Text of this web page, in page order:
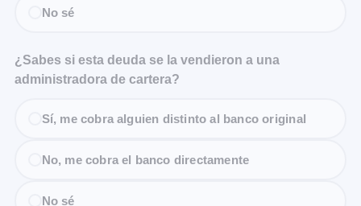
No sé
¿Sabes si esta deuda se la vendieron a una
administradora de cartera?
Sí, me cobra alguien distinto al banco original
No, me cobra el banco directamente
No sé